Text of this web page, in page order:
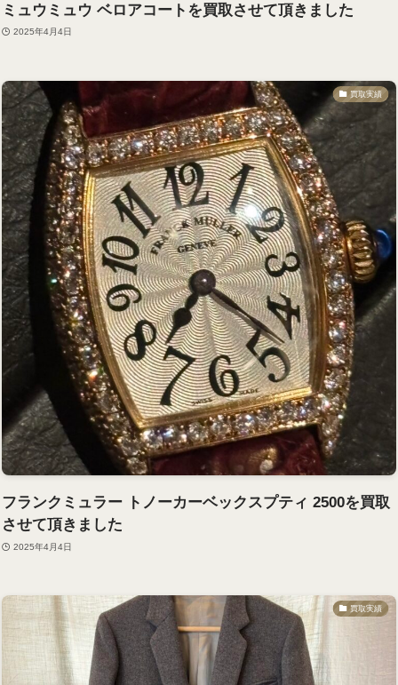
ミュウミュウ ベロアコートを買取させて頂きました
2025年4月4日
買取実績
フランクミュラー トノーカーベックスプティ 2500を買取
させて頂きました
2025年4月4日
買取実績